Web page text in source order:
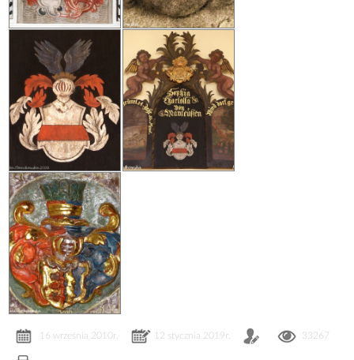
16 września 2010r. 12 stycznia 2019r. 33267